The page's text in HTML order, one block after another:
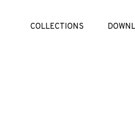
COLLECTIONS